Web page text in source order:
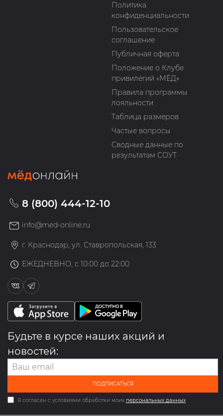
Политика
конфиденциальности
Пользовательское
соглашение
Публичная оферта
Положение о Клубе
привилегий «МЁД»
Правила программы
лояльности
Таблица размеров
Частые вопросы
Сводные данные по
результатам СОУТ
8 (800) 444-12-10
info@med-online.ru
г. Краснодар, ул. Ставропольская, 133
ЕЖЕДНЕВНО, с 10:00 до 22:00
Будьте в курсе наших акций и
новостей:
ПОДПИСАТЬСЯ
Я согласен с условиями обработки моих персональных данных